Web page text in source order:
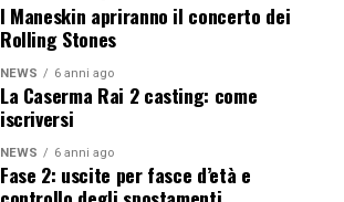
I Maneskin apriranno il concerto dei
Rolling Stones
NEWS 6 anni ago
La Caserma Rai 2 casting: come
iscriversi
NEWS 6 anni ago
Fase 2: uscite per fasce d’età e